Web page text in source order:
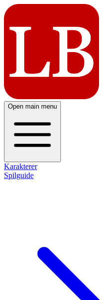
Open main menu
Karakterer
Spilguide